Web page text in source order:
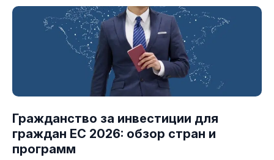
Гражданство за инвестиции для
граждан ЕС 2026: обзор стран и
программ